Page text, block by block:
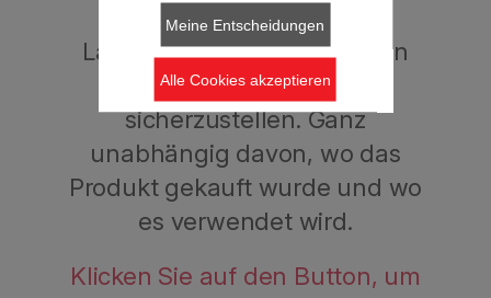
Verfügung, um die
Langlebigkeit von Produkten
überall auf der Welt
sicherzustellen. Ganz
unabhängig davon, wo das
Produkt gekauft wurde und wo
es verwendet wird.
Klicken Sie auf den Button, um
Meine Entscheidungen
Alle Cookies akzeptieren